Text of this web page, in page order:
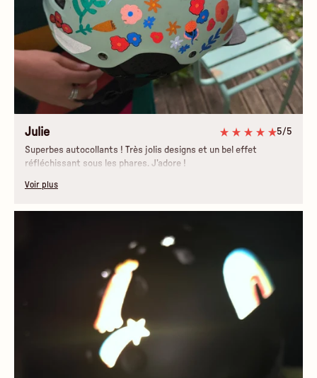
Julie
5/5
Superbes autocollants ! Très jolis designs et un bel effet
réfléchissant sous les phares. J’adore !
Voir plus